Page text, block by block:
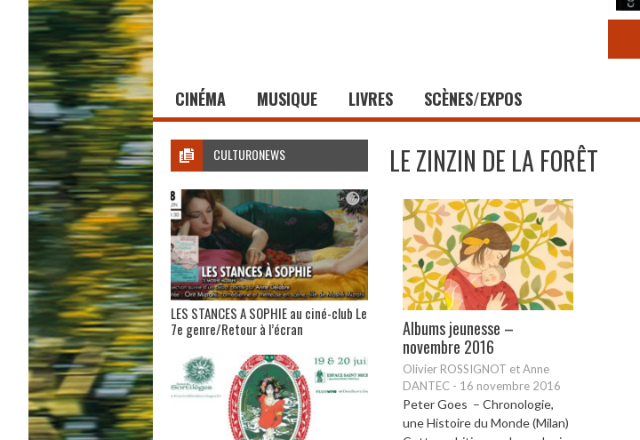
CINÉMA MUSIQUE LIVRES SCÈNES/EXPOS
LE ZINZIN DE LA FORÊT
Albums jeunesse –
novembre 2016
Olivier ROSSIGNOT et Anne
DANTEC - 16 novembre 2016
Peter Goes – Chronologie,
une Histoire du Monde (Milan)
CULTURONEWS
LES STANCES A SOPHIE au ciné-club Le
7e genre/Retour à l’écran